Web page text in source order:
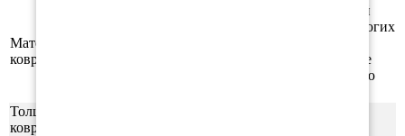
Материал
ковриков
Этиленвинилацетат (ЭВА/ЕВА) - полимерный
материал, который зарекомендовал себя во многих
производят спортивные маты, гимнастические
коврики, подошву для обуви, шлёпки и прочую
Толщина
ковриков